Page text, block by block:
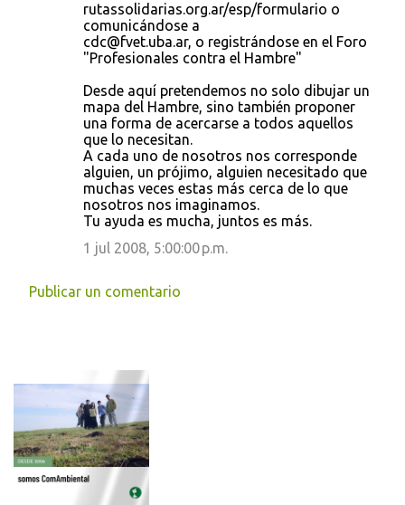
rutassolidarias.org.ar/esp/formulario o
comunicándose a
cdc@fvet.uba.ar, o registrándose en el Foro
"Profesionales contra el Hambre"
Desde aquí pretendemos no solo dibujar un
mapa del Hambre, sino también proponer
una forma de acercarse a todos aquellos
que lo necesitan.
A cada uno de nosotros nos corresponde
alguien, un prójimo, alguien necesitado que
muchas veces estas más cerca de lo que
nosotros nos imaginamos.
Tu ayuda es mucha, juntos es más.
1 jul 2008, 5:00:00 p.m.
Publicar un comentario